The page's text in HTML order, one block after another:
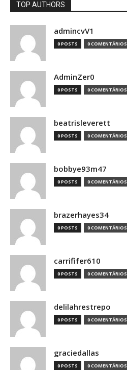
TOP AUTHORS
admincvV1
0 POSTS 0 COMENTÁRIOS
AdminZer0
0 POSTS 0 COMENTÁRIOS
beatrisleverett
0 POSTS 0 COMENTÁRIOS
bobbye93m47
0 POSTS 0 COMENTÁRIOS
brazerhayes34
0 POSTS 0 COMENTÁRIOS
carrififer610
0 POSTS 0 COMENTÁRIOS
delilahrestrepo
0 POSTS 0 COMENTÁRIOS
graciedallas
0 POSTS 0 COMENTÁRIOS